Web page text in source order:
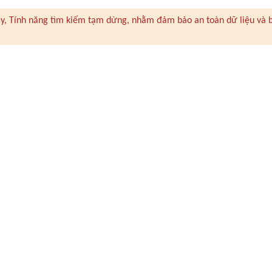
Tính năng tìm kiếm tạm dừng, nhằm đảm bảo an toàn dữ liệu và